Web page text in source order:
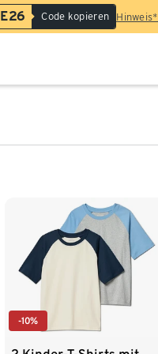
Code kopieren Hinweis*
-10%